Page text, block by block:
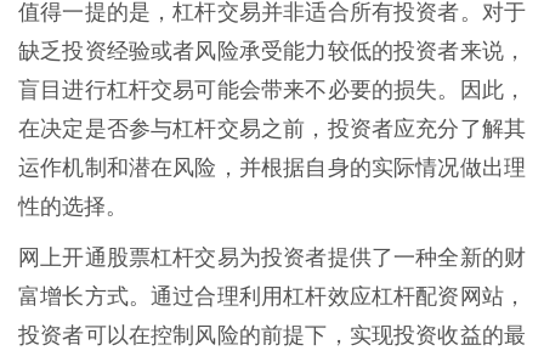
值得一提的是，杠杆交易并非适合所有投资者。对于
缺乏投资经验或者风险承受能力较低的投资者来说，
盲目进行杠杆交易可能会带来不必要的损失。因此，
在决定是否参与杠杆交易之前，投资者应充分了解其
运作机制和潜在风险，并根据自身的实际情况做出理
性的选择。
网上开通股票杠杆交易为投资者提供了一种全新的财
富增长方式。通过合理利用杠杆效应杠杆配资网站，
投资者可以在控制风险的前提下，实现投资收益的最